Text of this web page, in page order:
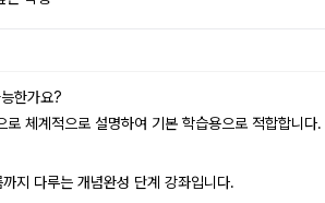
한가요?
체계적으로 설명하여 기본 학습용으로 적합합니다.
지 다루는 개념완성 단계 강좌입니다.